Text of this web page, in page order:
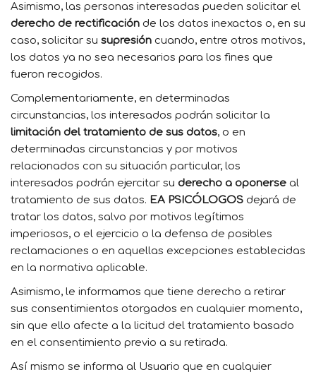
Asimismo, las personas interesadas pueden solicitar el
derecho de rectificación de los datos inexactos o, en su
caso, solicitar su supresión cuando, entre otros motivos,
los datos ya no sea necesarios para los fines que
fueron recogidos.
Complementariamente, en determinadas
circunstancias, los interesados podrán solicitar la
limitación del tratamiento de sus datos, o en
determinadas circunstancias y por motivos
relacionados con su situación particular, los
interesados podrán ejercitar su derecho a oponerse al
tratamiento de sus datos. EA PSICÓLOGOS dejará de
tratar los datos, salvo por motivos legítimos
imperiosos, o el ejercicio o la defensa de posibles
reclamaciones o en aquellas excepciones establecidas
en la normativa aplicable.
Asimismo, le informamos que tiene derecho a retirar
sus consentimientos otorgados en cualquier momento,
sin que ello afecte a la licitud del tratamiento basado
en el consentimiento previo a su retirada.
Así mismo se informa al Usuario que en cualquier